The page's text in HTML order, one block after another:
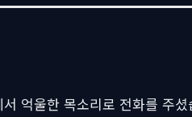
억울한 목소리로 전화를 주